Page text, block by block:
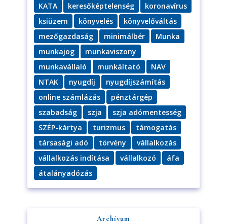
KATA
keresőképtelenség
koronavírus
ksiüzem
könyvelés
könyvelőváltás
mezőgazdaság
minimálbér
Munka
munkajog
munkaviszony
munkavállaló
munkáltató
NAV
NTAK
nyugdíj
nyugdíjszámítás
online számlázás
pénztárgép
szabadság
szja
szja adómentesség
SZÉP-kártya
turizmus
támogatás
társasági adó
törvény
vállalkozás
vállalkozás indítása
vállalkozó
áfa
átalányadózás
Archívum